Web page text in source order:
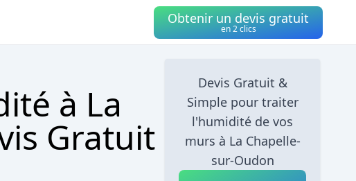
Obtenir un devis gratuit
en 2 clics
à La
Gratuit
Devis Gratuit &
Simple pour traiter
l'humidité de vos
murs à La Chapelle-
sur-Oudon